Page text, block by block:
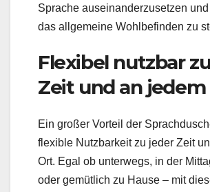
Sprache auseinanderzusetzen
das allgemeine Wohlbefinden zu
Flexibel nutzbar
Zeit und an
Ein großer Vorteil der
flexible Nutzbarkeit zu jeder Zeit
Ort. Egal ob unterwegs, in der
oder gemütlich zu Hause – mit